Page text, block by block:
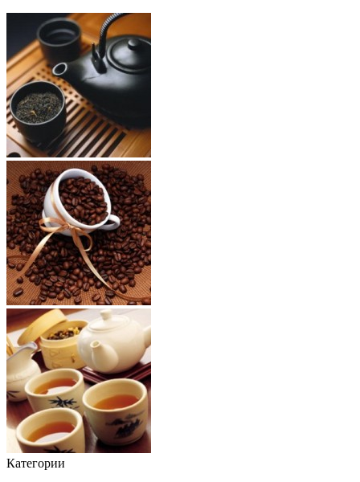
Категории